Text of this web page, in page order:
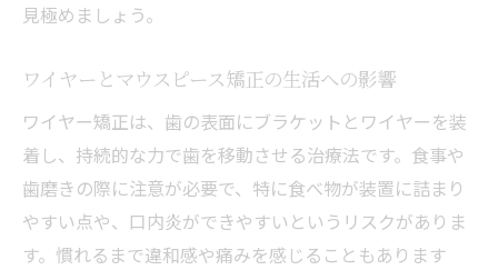
見極めましょう。
ワイヤーとマウスピース矯正の生活への影響
ワイヤー矯正は、歯の表面にブラケットとワイヤーを装
着し、持続的な力で歯を移動させる治療法です。食事や
歯磨きの際に注意が必要で、特に食べ物が装置に詰まり
やすい点や、口内炎ができやすいというリスクがありま
す。慣れるまで違和感や痛みを感じることもあります